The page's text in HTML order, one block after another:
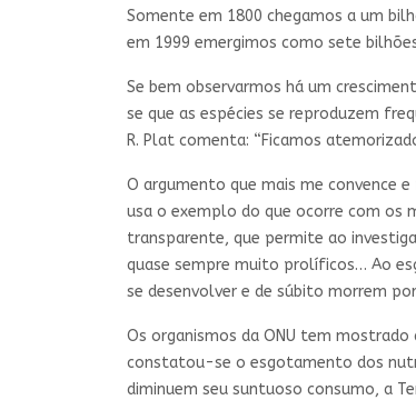
Somente em 1800 chegamos a um
em 1999 emergimos como sete
Se bem observarmos há um
se que as espécies se reproduzem
R. Plat comenta: “Ficamos
O argumento que mais me convence
usa o exemplo do que ocorre com os
transparente, que permite ao
quase sempre muito prolíficos… Ao
se desenvolver e de súbito morrem
Os organismos da ONU tem mostrado
constatou-se o esgotamento dos
diminuem seu suntuoso consumo, a